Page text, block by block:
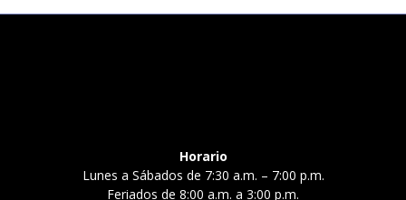
Horario
Lunes a Sábados de 7:30 a.m. – 7:00 p.m.
Feriados de 8:00 a.m. a 3:00 p.m.